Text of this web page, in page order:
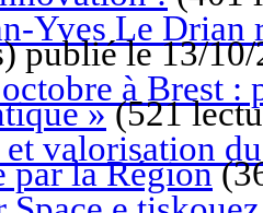
Yves Le Drian
)publié le 13/
à Brest :
»(521
et valorisation
par la Région(